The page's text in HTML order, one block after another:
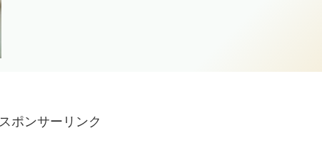
スポンサーリンク